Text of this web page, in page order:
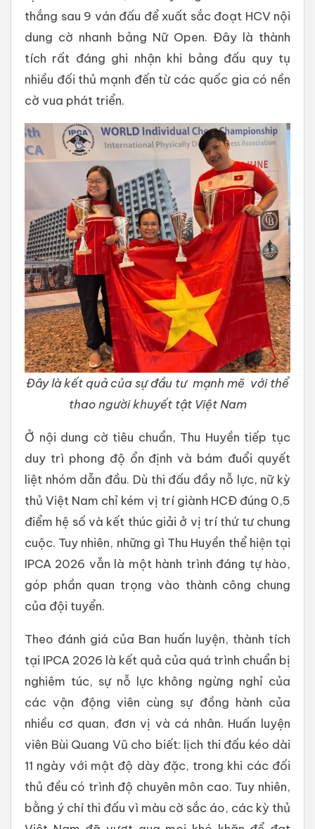
thắng sau 9 ván đấu để xuất sắc đoạt HCV nội
dung cờ nhanh bảng Nữ Open. Đây là thành
tích rất đáng ghi nhận khi bảng đấu quy tụ
nhiều đối thủ mạnh đến từ các quốc gia có nền
cờ vua phát triển.
Đây là kết quả của sự đầu tư mạnh mẽ với thể
thao người khuyết tật Việt Nam
Ở nội dung cờ tiêu chuẩn, Thu Huyền tiếp tục
duy trì phong độ ổn định và bám đuổi quyết
liệt nhóm dẫn đầu. Dù thi đấu đầy nỗ lực, nữ kỳ
thủ Việt Nam chỉ kém vị trí giành HCĐ đúng 0,5
điểm hệ số và kết thúc giải ở vị trí thứ tư chung
cuộc. Tuy nhiên, những gì Thu Huyền thể hiện tại
IPCA 2026 vẫn là một hành trình đáng tự hào,
góp phần quan trọng vào thành công chung
của đội tuyển.
Theo đánh giá của Ban huấn luyện, thành tích
tại IPCA 2026 là kết quả của quá trình chuẩn bị
nghiêm túc, sự nỗ lực không ngừng nghỉ của
các vận động viên cùng sự đồng hành của
nhiều cơ quan, đơn vị và cá nhân. Huấn luyện
viên Bùi Quang Vũ cho biết: lịch thi đấu kéo dài
11 ngày với mật độ dày đặc, trong khi các đối
thủ đều có trình độ chuyên môn cao. Tuy nhiên,
bằng ý chí thi đấu vì màu cờ sắc áo, các kỳ thủ